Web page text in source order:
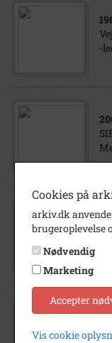
-
Cookies på
arkiv.dk
brugeroplevelse
Nødvendig
Marketing
Accepter
Vis cookie